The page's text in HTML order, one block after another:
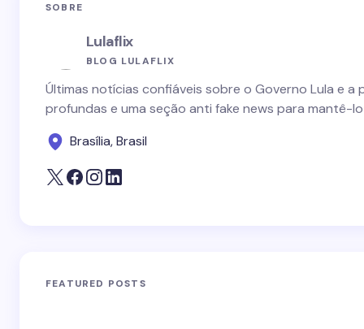
SOBRE
Lulaflix
BLOG LULAFLIX
Últimas notícias confiáveis sobre o Governo Lula e
profundas e uma seção anti fake news para mantê-
Brasília, Brasil
FEATURED POSTS